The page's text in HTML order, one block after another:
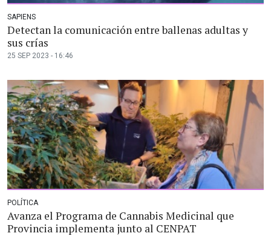
SAPIENS
Detectan la comunicación entre ballenas adultas y
sus crías
25 SEP 2023 - 16:46
POLÍTICA
Avanza el Programa de Cannabis Medicinal que
Provincia implementa junto al CENPAT